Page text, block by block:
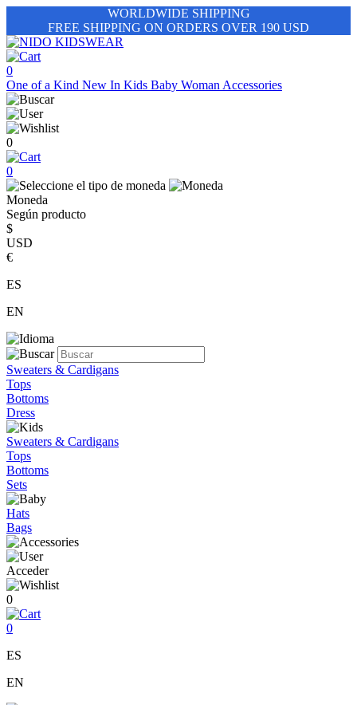
WORLDWIDE SHIPPING
FREE SHIPPING ON ORDERS OVER 190 USD
0
One of a Kind New In Kids Baby Woman Accessories
0
0
Moneda
Según producto
$
USD
€
ES
EN
Sweaters & Cardigans
Tops
Bottoms
Dress
Sweaters & Cardigans
Tops
Bottoms
Sets
Hats
Bags
Acceder
0
0
ES
EN